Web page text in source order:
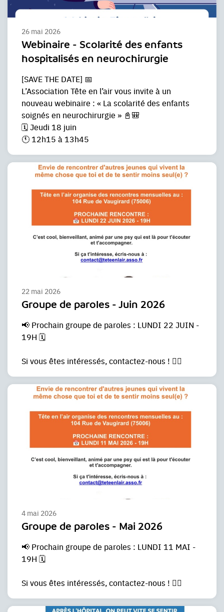
26 mai 2026
Webinaire - Scolarité des enfants
hospitalisés en neurochirurgie
[SAVE THE DATE] 📅
L’Association Tête en l’air vous invite à un
nouveau webinaire : « La scolarité des enfants
soignés en neurochirurgie » 📓🎒
🗓️ Jeudi 18 juin
🕚 12h15 à 13h45
22 mai 2026
Groupe de paroles - Juin 2026
📢 Prochain groupe de paroles : LUNDI 22 JUIN -
19H 🗓️
Si vous êtes intéressés, contactez-nous ! ✍🏼
4 mai 2026
Groupe de paroles - Mai 2026
📢 Prochain groupe de paroles : LUNDI 11 MAI -
19H 🗓️
Si vous êtes intéressés, contactez-nous ! ✍🏼